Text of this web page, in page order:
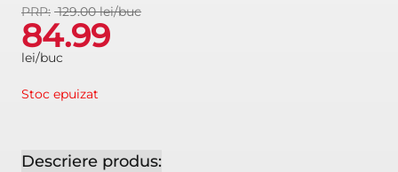
pe baza a
evaluări de
la clienți
PRP: 129.00 lei/buc
84.99
lei/buc
Stoc epuizat
Descriere produs: